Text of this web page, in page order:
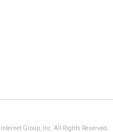
Group, Inc. All Rights Reserved.